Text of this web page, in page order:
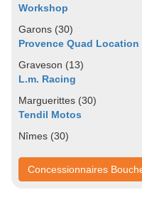
Workshop
Garons (30)
Provence Quad Location
Graveson (13)
L.m. Racing
Marguerittes (30)
Tendil Motos
Nîmes (30)
Concessionnaires